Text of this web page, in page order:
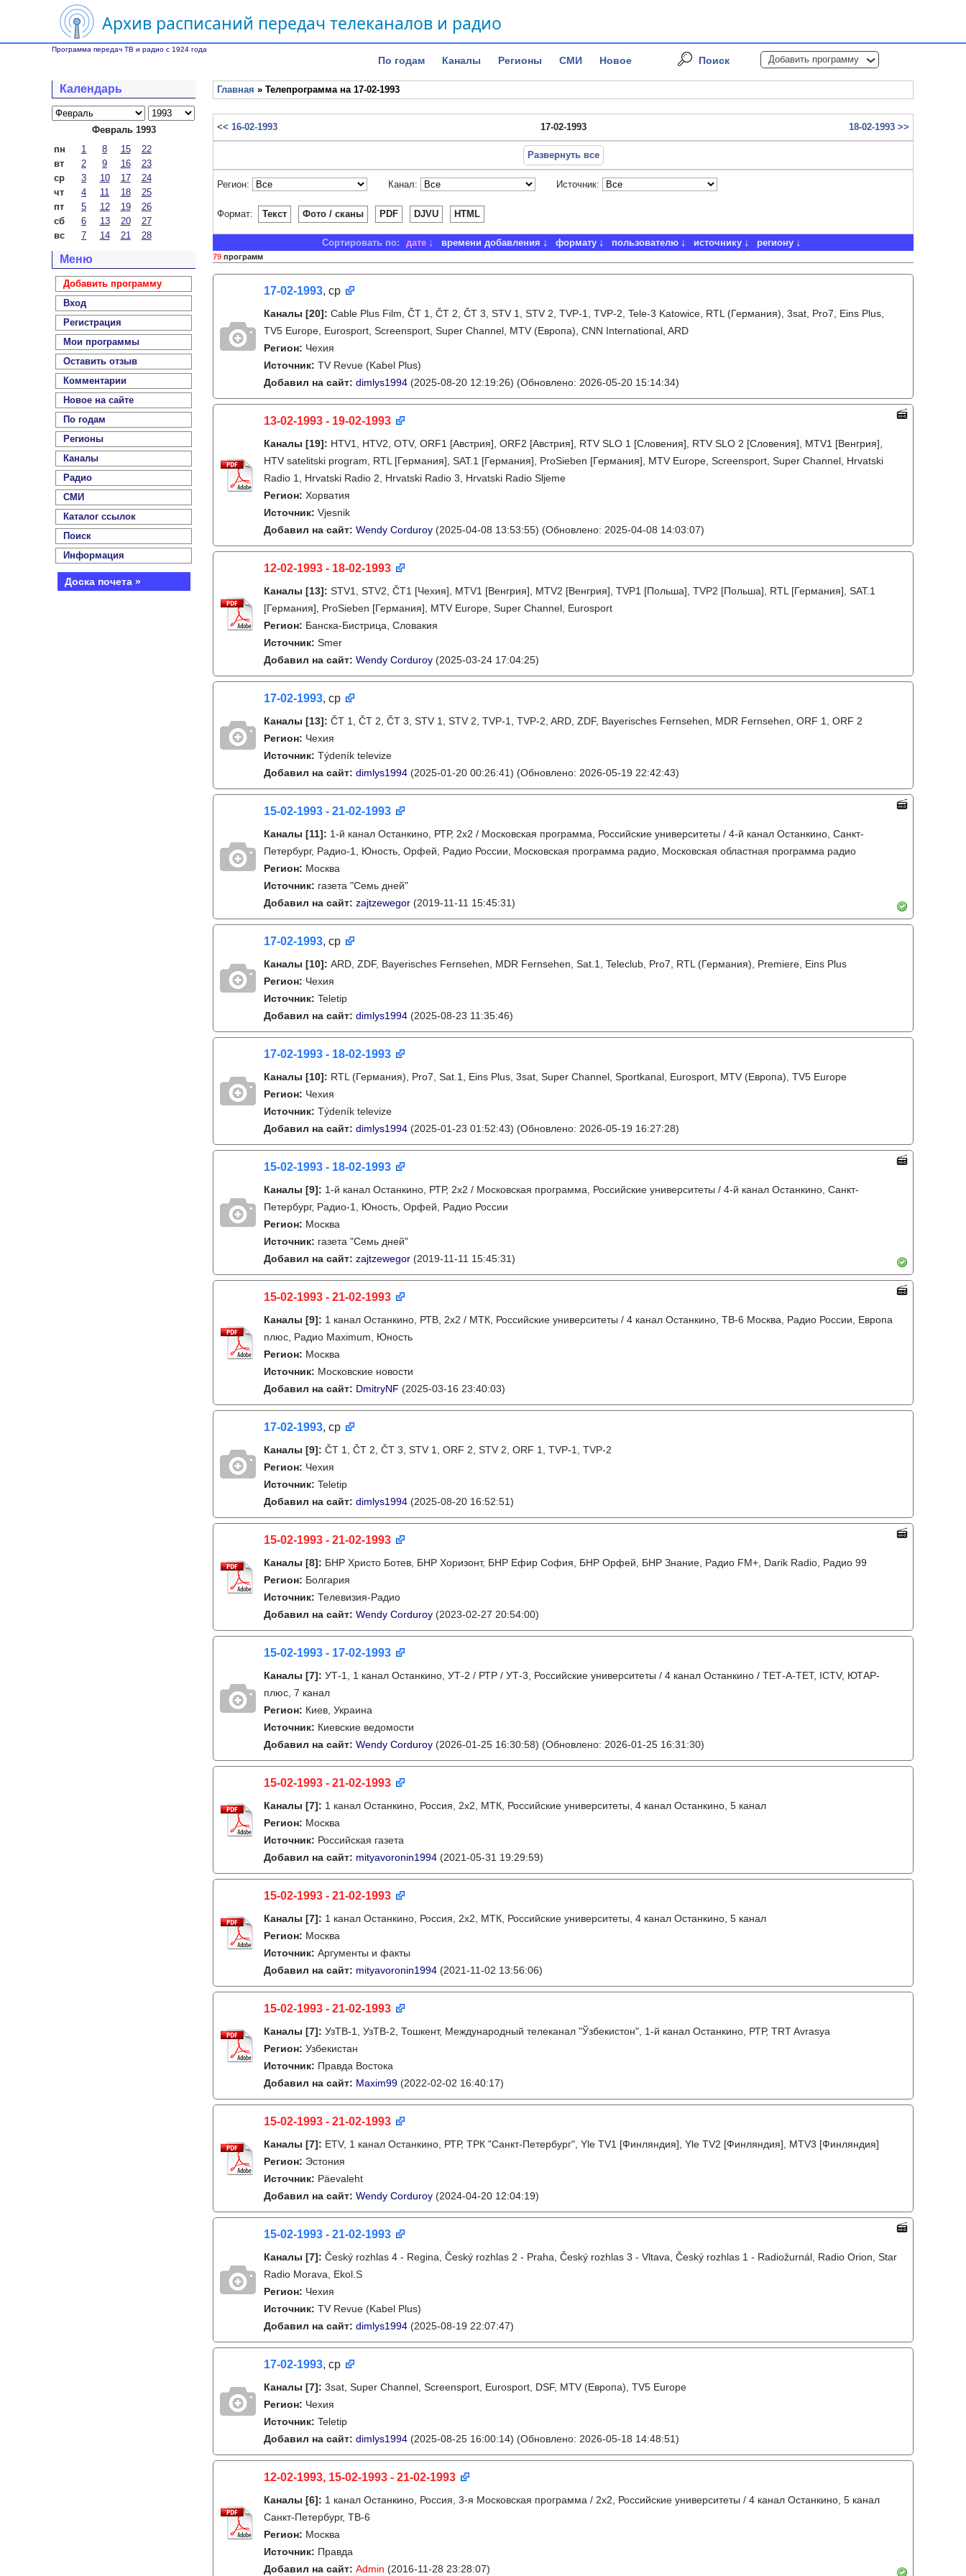
Архив расписаний передач телеканалов и радио
Программа передач ТВ и радио с 1924 года
По годам Каналы Регионы СМИ Новое Поиск Добавить программу
Календарь
Февраль 1993
пн
1 8 15
22
вт
2 9 16
23
ср
3 10 17
24
чт
4 11 18
25
пт
5 12 19
26
сб
6 13 20
27
вс
7 14 21 28
Меню
Добавить программу
Вход
Регистрация
Мои программы
Оставить отзыв
Комментарии
Новое на сайте
По годам
Регионы
Каналы
Радио
СМИ
Каталог ссылок
Поиск
Информация
Доска почета »
Главная » Телепрограмма на 17-02-1993
<< 16-02-1993 17-02-1993 18-02-1993 >>
Развернуть все
Регион: Канал: Источник:
Формат: Текст Фото / сканы PDF DJVU HTML
Сортировать по: дате времени добавления формату пользователю источнику региону
79 программ
17-02-1993, ср
Каналы [20]: Cable Plus Film, ČT 1, ČT 2, ČT 3, STV 1, STV 2, TVP-1, TVP-2, Tele-3 Katowice, RTL (Германия), 3sat, Pro7, Eins Plus,
TV5 Europe, Eurosport, Screensport, Super Channel, MTV (Европа), CNN International, ARD
Регион: Чехия
Источник: TV Revue (Kabel Plus)
Добавил на сайт: dimlys1994 (2025-08-20 12:19:26) (Обновлено: 2026-05-20 15:14:34)
13-02-1993 - 19-02-1993
Каналы [19]: HTV1, HTV2, OTV, ORF1 [Австрия], ORF2 [Австрия], RTV SLO 1 [Словения], RTV SLO 2 [Словения], MTV1 [Венгрия],
HTV satelitski program, RTL [Германия], SAT.1 [Германия], ProSieben [Германия], MTV Europe, Screensport, Super Channel, Hrvatski
Radio 1, Hrvatski Radio 2, Hrvatski Radio 3, Hrvatski Radio Sljeme
Регион: Хорватия
Источник: Vjesnik
Добавил на сайт: Wendy Corduroy (2025-04-08 13:53:55) (Обновлено: 2025-04-08 14:03:07)
12-02-1993 - 18-02-1993
Каналы [13]: STV1, STV2, ČT1 [Чехия], MTV1 [Венгрия], MTV2 [Венгрия], TVP1 [Польша], TVP2 [Польша], RTL [Германия], SAT.1
[Германия], ProSieben [Германия], MTV Europe, Super Channel, Eurosport
Регион: Банска-Бистрица, Словакия
Источник: Smer
Добавил на сайт: Wendy Corduroy (2025-03-24 17:04:25)
17-02-1993, ср
Каналы [13]: ČT 1, ČT 2, ČT 3, STV 1, STV 2, TVP-1, TVP-2, ARD, ZDF, Bayerisches Fernsehen, MDR Fernsehen, ORF 1, ORF 2
Регион: Чехия
Источник: Týdeník televize
Добавил на сайт: dimlys1994 (2025-01-20 00:26:41) (Обновлено: 2026-05-19 22:42:43)
15-02-1993 - 21-02-1993
Каналы [11]: 1-й канал Останкино, РТР, 2х2 / Московская программа, Российские университеты / 4-й канал Останкино, Санкт-
Петербург, Радио-1, Юность, Орфей, Радио России, Московская программа радио, Московская областная программа радио
Регион: Москва
Источник: газета "Семь дней"
Добавил на сайт: zajtzewegor (2019-11-11 15:45:31)
17-02-1993, ср
Каналы [10]: ARD, ZDF, Bayerisches Fernsehen, MDR Fernsehen, Sat.1, Teleclub, Pro7, RTL (Германия), Premiere, Eins Plus
Регион: Чехия
Источник: Teletip
Добавил на сайт: dimlys1994 (2025-08-23 11:35:46)
17-02-1993 - 18-02-1993
Каналы [10]: RTL (Германия), Pro7, Sat.1, Eins Plus, 3sat, Super Channel, Sportkanal, Eurosport, MTV (Европа), TV5 Europe
Регион: Чехия
Источник: Týdeník televize
Добавил на сайт: dimlys1994 (2025-01-23 01:52:43) (Обновлено: 2026-05-19 16:27:28)
15-02-1993 - 18-02-1993
Каналы [9]: 1-й канал Останкино, РТР, 2х2 / Московская программа, Российские университеты / 4-й канал Останкино, Санкт-
Петербург, Радио-1, Юность, Орфей, Радио России
Регион: Москва
Источник: газета "Семь дней"
Добавил на сайт: zajtzewegor (2019-11-11 15:45:31)
15-02-1993 - 21-02-1993
Каналы [9]: 1 канал Останкино, РТВ, 2х2 / МТК, Российские университеты / 4 канал Останкино, ТВ-6 Москва, Радио России, Европа
плюс, Радио Maximum, Юность
Регион: Москва
Источник: Московские новости
Добавил на сайт: DmitryNF (2025-03-16 23:40:03)
17-02-1993, ср
Каналы [9]: ČT 1, ČT 2, ČT 3, STV 1, ORF 2, STV 2, ORF 1, TVP-1, TVP-2
Регион: Чехия
Источник: Teletip
Добавил на сайт: dimlys1994 (2025-08-20 16:52:51)
15-02-1993 - 21-02-1993
Каналы [8]: БНР Христо Ботев, БНР Хоризонт, БНР Ефир София, БНР Орфей, БНР Знание, Радио FM+, Darik Radio, Радио 99
Регион: Болгария
Источник: Телевизия-Радио
Добавил на сайт: Wendy Corduroy (2023-02-27 20:54:00)
15-02-1993 - 17-02-1993
Каналы [7]: УТ-1, 1 канал Останкино, УТ-2 / РТР / УТ-3, Российские университеты / 4 канал Останкино / ТЕТ-А-ТЕТ, ICTV, ЮТАР-
плюс, 7 канал
Регион: Киев, Украина
Источник: Киевские ведомости
Добавил на сайт: Wendy Corduroy (2026-01-25 16:30:58) (Обновлено: 2026-01-25 16:31:30)
15-02-1993 - 21-02-1993
Каналы [7]: 1 канал Останкино, Россия, 2х2, МТК, Российские университеты, 4 канал Останкино, 5 канал
Регион: Москва
Источник: Российская газета
Добавил на сайт: mityavoronin1994 (2021-05-31 19:29:59)
15-02-1993 - 21-02-1993
Каналы [7]: 1 канал Останкино, Россия, 2х2, МТК, Российские университеты, 4 канал Останкино, 5 канал
Регион: Москва
Источник: Аргументы и факты
Добавил на сайт: mityavoronin1994 (2021-11-02 13:56:06)
15-02-1993 - 21-02-1993
Каналы [7]: УзТВ-1, УзТВ-2, Тошкент, Международный телеканал "Ўзбекистон", 1-й канал Останкино, РТР, TRT Avrasya
Регион: Узбекистан
Источник: Правда Востока
Добавил на сайт: Maxim99 (2022-02-02 16:40:17)
15-02-1993 - 21-02-1993
Каналы [7]: ETV, 1 канал Останкино, РТР, ТРК "Санкт-Петербург", Yle TV1 [Финляндия], Yle TV2 [Финляндия], MTV3 [Финляндия]
Регион: Эстония
Источник: Päevaleht
Добавил на сайт: Wendy Corduroy (2024-04-20 12:04:19)
15-02-1993 - 21-02-1993
Каналы [7]: Český rozhlas 4 - Regina, Český rozhlas 2 - Praha, Český rozhlas 3 - Vltava, Český rozhlas 1 - Radiožurnál, Radio Orion, Star
Radio Morava, Ekol.S
Регион: Чехия
Источник: TV Revue (Kabel Plus)
Добавил на сайт: dimlys1994 (2025-08-19 22:07:47)
17-02-1993, ср
Каналы [7]: 3sat, Super Channel, Screensport, Eurosport, DSF, MTV (Европа), TV5 Europe
Регион: Чехия
Источник: Teletip
Добавил на сайт: dimlys1994 (2025-08-25 16:00:14) (Обновлено: 2026-05-18 14:48:51)
12-02-1993, 15-02-1993 - 21-02-1993
Каналы [6]: 1 канал Останкино, Россия, 3-я Московская программа / 2x2, Российские университеты / 4 канал Останкино, 5 канал
Санкт-Петербург, ТВ-6
Регион: Москва
Источник: Правда
Добавил на сайт: Admin (2016-11-28 23:28:07)